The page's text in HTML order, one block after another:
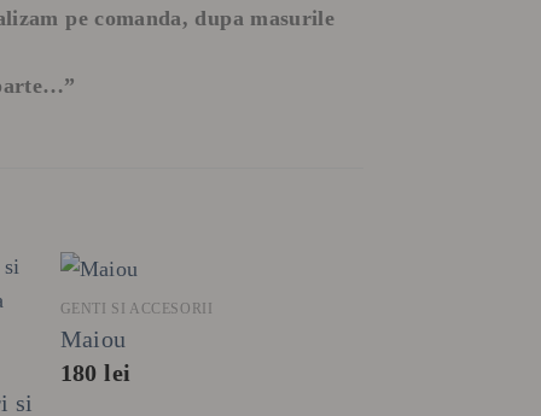
pe comanda, dupa masurile
si
+
GENTI SI ACCESORII
Maiou
180lei